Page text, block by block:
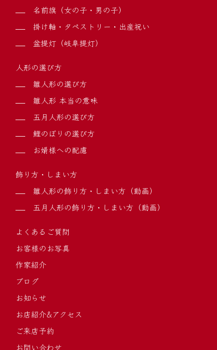
名前旗（女の子・男の子）
掛け軸・タペストリー・出産祝い
盆提灯（岐阜提灯）
人形の選び方
雛人形の選び方
雛人形 本当の意味
五月人形の選び方
鯉のぼりの選び方
お婿様への配慮
飾り方・しまい方
雛人形の飾り方・しまい方（動画）
五月人形の飾り方・しまい方（動画）
よくあるご質問
お客様のお写真
作家紹介
ブログ
お知らせ
お店紹介&アクセス
ご来店予約
お問い合わせ